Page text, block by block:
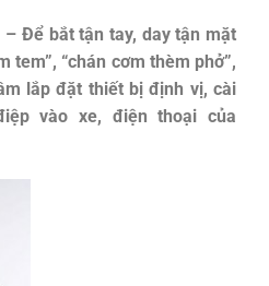
Để bắt tận tay, day tận mặt
tem”, “chán cơm thèm phở”,
lắp đặt thiết bị định vị, cài
vào xe, điện thoại của